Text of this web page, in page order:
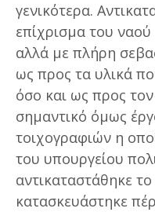
γενικότερα.
επίχρισμα του
αλλά με πλήρη
ως προς τα υλικά
όσο και ως προς
σημαντικό όμως
τοιχογραφιών η
του υπουργείου
αντικαταστάθηκε
κατασκευάστηκε